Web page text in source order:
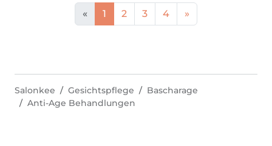
« 1 2 3 4 »
Salonkee Gesichtspflege
Bascharage
Anti-Age Behandlungen